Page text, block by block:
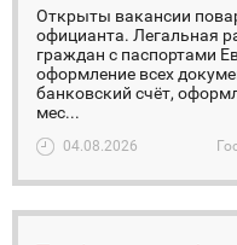
Открыты вакансии
официанта. Легальная
граждан с паспортами
оформление всех
банковский счёт,
мес...
04.08.2026